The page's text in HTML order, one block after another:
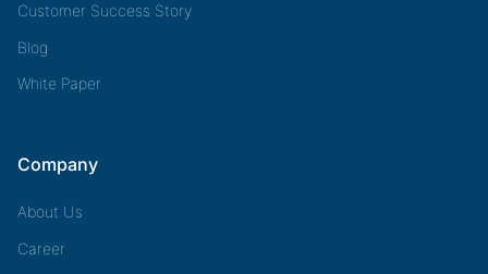
Customer Success Story
Blog
White Paper
Company
About Us
Career